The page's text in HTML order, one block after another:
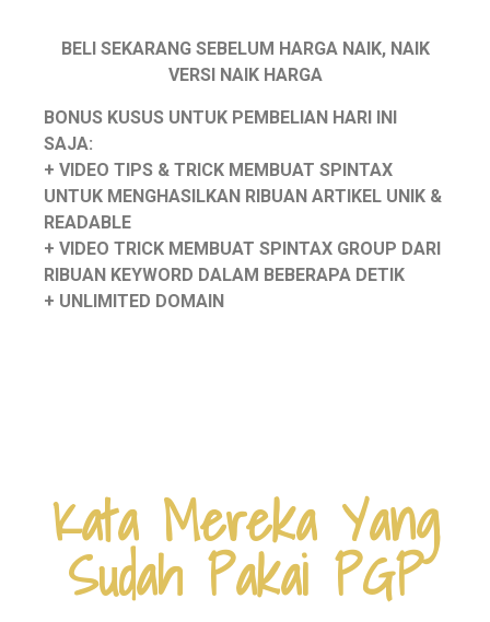
BELI SEKARANG SEBELUM HARGA NAIK, NAIK
VERSI NAIK HARGA
BONUS KUSUS UNTUK PEMBELIAN HARI INI
SAJA:
+ VIDEO TIPS & TRICK MEMBUAT SPINTAX
UNTUK MENGHASILKAN RIBUAN ARTIKEL UNIK &
READABLE
+ VIDEO TRICK MEMBUAT SPINTAX GROUP DARI
RIBUAN KEYWORD DALAM BEBERAPA DETIK
+ UNLIMITED DOMAIN
Kata Mereka Yang
Sudah Pakai PGP